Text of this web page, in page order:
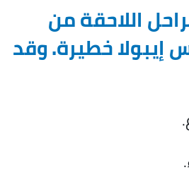
اللاحقة من
إيبولا خطيرة. وقد